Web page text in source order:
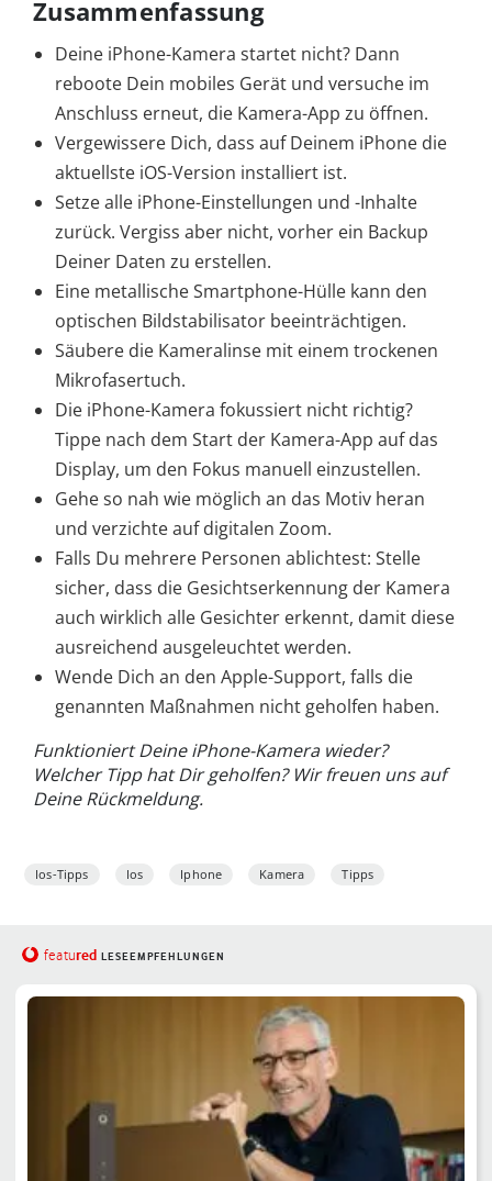
Zusammenfassung
Deine iPhone-Kamera startet nicht? Dann
reboote Dein mobiles Gerät und versuche im
Anschluss erneut, die Kamera-App zu öffnen.
Vergewissere Dich, dass auf Deinem iPhone die
aktuellste iOS-Version installiert ist.
Setze alle iPhone-Einstellungen und -Inhalte
zurück. Vergiss aber nicht, vorher ein Backup
Deiner Daten zu erstellen.
Eine metallische Smartphone-Hülle kann den
optischen Bildstabilisator beeinträchtigen.
Säubere die Kameralinse mit einem trockenen
Mikrofasertuch.
Die iPhone-Kamera fokussiert nicht richtig?
Tippe nach dem Start der Kamera-App auf das
Display, um den Fokus manuell einzustellen.
Gehe so nah wie möglich an das Motiv heran
und verzichte auf digitalen Zoom.
Falls Du mehrere Personen ablichtest: Stelle
sicher, dass die Gesichtserkennung der Kamera
auch wirklich alle Gesichter erkennt, damit diese
ausreichend ausgeleuchtet werden.
Wende Dich an den Apple-Support, falls die
genannten Maßnahmen nicht geholfen haben.
Funktioniert Deine iPhone-Kamera wieder?
Welcher Tipp hat Dir geholfen? Wir freuen uns auf
Deine Rückmeldung.
Ios-Tipps Ios Iphone Kamera Tipps
featured LESEEMPFEHLUNGEN